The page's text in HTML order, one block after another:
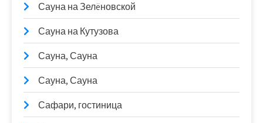
Сауна на Зелëновской
Сауна на Кутузова
Сауна, Сауна
Сауна, Сауна
Сафари, гостиница